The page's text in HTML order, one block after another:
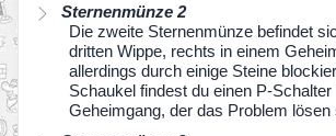
Sternenmünze 2
Die zweite Sternenmünze befindet
dritten Wippe, rechts in einem
allerdings durch einige Steine
Schaukel findest du einen P-Schalter
Geheimgang, der das Problem lösen